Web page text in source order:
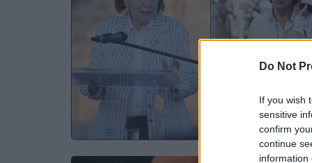
Do Not
If you wish
sensitive
confirm
continue
information